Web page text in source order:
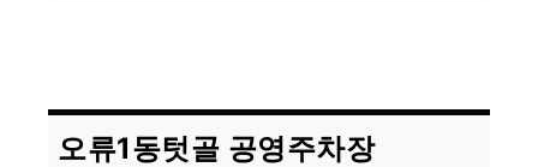
오류1동텃골 공영주차장